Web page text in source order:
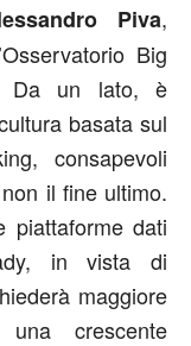
Piva,
Big
Da un lato, è
basata sul
consapevoli
il fine ultimo.
piattaforme dati
in vista di
maggiore
crescente